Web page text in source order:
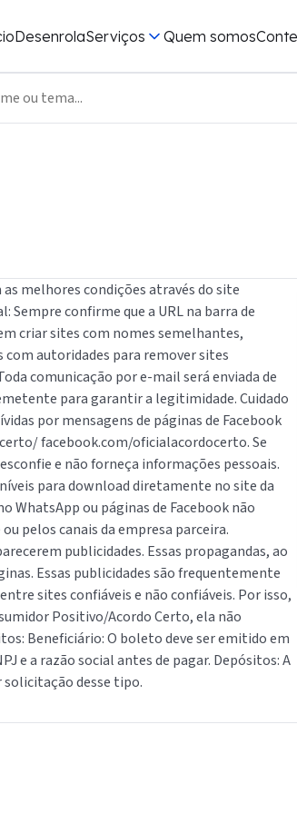
DesenrolaServiços Quem somos
Positivotrouxe
com suas finanças.
quem consultou seu CPF
dicas.
para o seu bolso.
melhores condições através do site
confirme que a URL na barra de
criar sites com nomes semelhantes,
autoridades para remover sites
comunicação por e-mail será enviada de
para garantir a legitimidade. Cuidado
por mensagens de páginas de Facebook
facebook.com/oficialacordocerto. Se
e não forneça informações pessoais.
para download diretamente no site da
WhatsApp ou páginas de Facebook não
pelos canais da empresa parceira.
publicidades. Essas propagandas, ao
Essas publicidades são frequentemente
sites confiáveis e não confiáveis. Por isso,
Positivo/Acordo Certo, ela não
Beneficiário: O boleto deve ser emitido em
e a razão social antes de pagar. Depósitos: A
solicitação desse tipo.